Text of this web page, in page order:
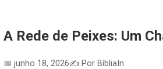
A Rede de Peixes: Um
📅 junho 18, 2026✍️ Por BíbliaIn